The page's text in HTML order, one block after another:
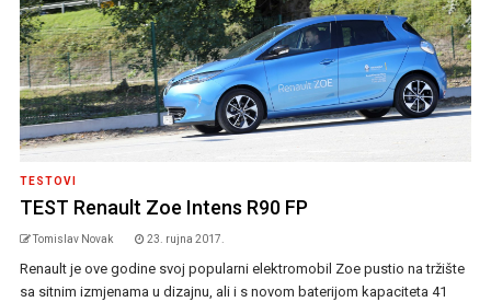
TESTOVI
TEST Renault Zoe Intens R90 FP
Tomislav Novak 23. rujna 2017.
Renault je ove godine svoj popularni elektromobil Zoe pustio na tržište
sa sitnim izmjenama u dizajnu, ali i s novom baterijom kapaciteta 41